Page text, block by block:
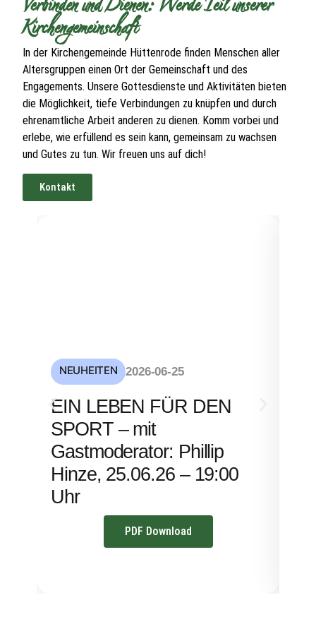
Verbinden und Dienen: Werde Teil unserer
Kirchengemeinschaft
In der Kirchengemeinde Hüttenrode finden Menschen aller
Altersgruppen einen Ort der Gemeinschaft und des
Engagements. Unsere Gottesdienste und Aktivitäten bieten
die Möglichkeit, tiefe Verbindungen zu knüpfen und durch
ehrenamtliche Arbeit anderen zu dienen. Komm vorbei und
erlebe, wie erfüllend es sein kann, gemeinsam zu wachsen
und Gutes zu tun. Wir freuen uns auf dich!
Kontakt
NEUHEITEN 2026-06-25
EIN LEBEN FÜR DEN
SPORT – mit
Gastmoderator: Phillip
Hinze, 25.06.26 – 19:00
Uhr
PDF Download